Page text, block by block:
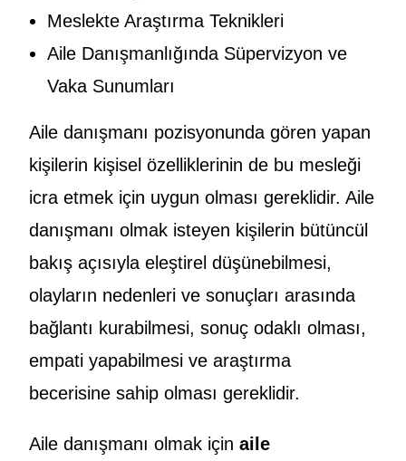
Meslekte Araştırma Teknikleri
Aile Danışmanlığında Süpervizyon ve
Vaka Sunumları
Aile danışmanı pozisyonunda gören yapan
kişilerin kişisel özelliklerinin de bu mesleği
icra etmek için uygun olması gereklidir. Aile
danışmanı olmak isteyen kişilerin bütüncül
bakış açısıyla eleştirel düşünebilmesi,
olayların nedenleri ve sonuçları arasında
bağlantı kurabilmesi, sonuç odaklı olması,
empati yapabilmesi ve araştırma
becerisine sahip olması gereklidir.
Aile danışmanı olmak içinaile